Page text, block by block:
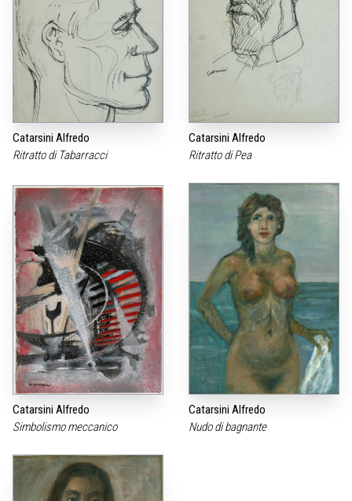
Catarsini Alfredo
Ritratto di Tabarracci
Catarsini Alfredo
Ritratto di Pea
Catarsini Alfredo
Simbolismo meccanico
Catarsini Alfredo
Nudo di bagnante